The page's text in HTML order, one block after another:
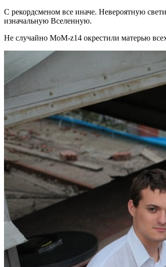
С рекордсменом все иначе. Невероятную
изначальную Вселенную.
Не случайно MoM-z14 окрестили матерью